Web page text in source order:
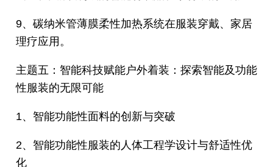
9、碳纳米管薄膜柔性加热系统在服装穿戴、家居
理疗应用。
主题五：智能科技赋能户外着装：探索智能及功能
性服装的无限可能
1、智能功能性面料的创新与突破
2、智能功能性服装的人体工程学设计与舒适性优
化